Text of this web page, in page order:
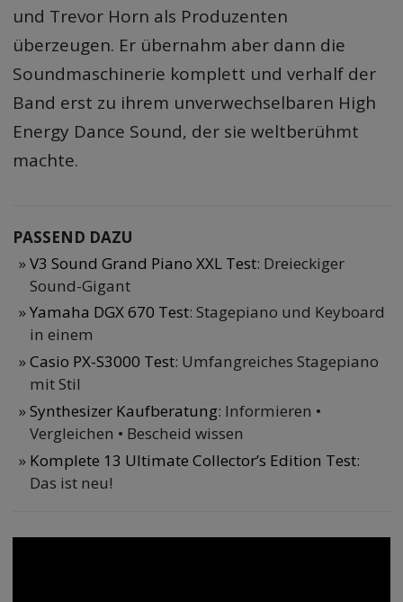
und Trevor Horn als Produzenten
überzeugen. Er übernahm aber dann die
Soundmaschinerie komplett und verhalf der
Band erst zu ihrem unverwechselbaren High
Energy Dance Sound, der sie weltberühmt
machte.
PASSEND DAZU
V3 Sound Grand Piano XXL Test: Dreieckiger
Sound-Gigant
Yamaha DGX 670 Test: Stagepiano und Keyboard
in einem
Casio PX-S3000 Test: Umfangreiches Stagepiano
mit Stil
Synthesizer Kaufberatung: Informieren •
Vergleichen • Bescheid wissen
Komplete 13 Ultimate Collector’s Edition Test:
Das ist neu!